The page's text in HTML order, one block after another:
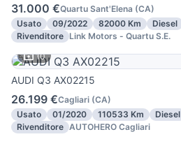
31.000 €Quartu Sant'Elena (CA)
Usato
09/2022 82000 Km Diesel
Rivenditore Link Motors - Quartu S.E.
10
AUDI Q3 AX02215
26.199 €Cagliari (CA)
Usato
01/2020 110533 Km Diesel
Rivenditore AUTOHERO Cagliari